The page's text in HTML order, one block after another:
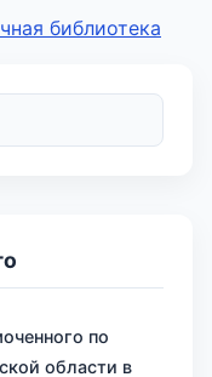
библиотека
по
области в